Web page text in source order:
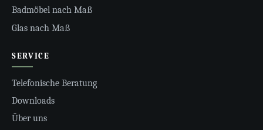
Badmöbel nach Maß
Glas nach Maß
SERVICE
Telefonische Beratung
Downloads
Über uns